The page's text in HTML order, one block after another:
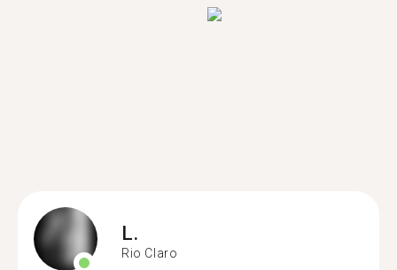
L.
Rio Claro